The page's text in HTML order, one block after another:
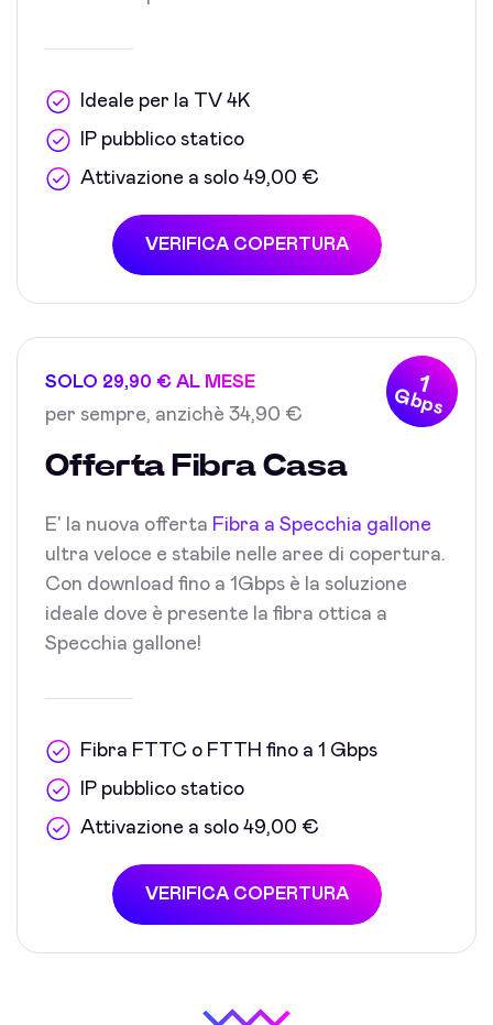
Ideale per la TV 4K
IP pubblico statico
Attivazione a solo 49,00 €
VERIFICA COPERTURA
1
Gbps
SOLO 29,90 € AL MESE
per sempre, anzichè 34,90 €
Offerta Fibra Casa
E' la nuova offerta Fibra a Specchia gallone
ultra veloce e stabile nelle aree di copertura.
Con download fino a 1Gbps è la soluzione
ideale dove è presente la fibra ottica a
Specchia gallone!
Fibra FTTC o FTTH fino a 1 Gbps
IP pubblico statico
Attivazione a solo 49,00 €
VERIFICA COPERTURA